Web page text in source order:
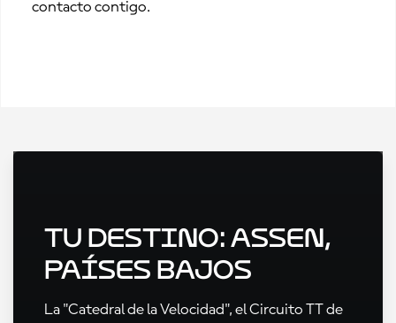
contacto contigo.
Tu destino: Assen,
Países Bajos
La "Catedral de la Velocidad", el Circuito TT de